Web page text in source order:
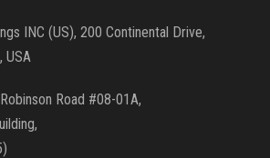
INC (US), 200 Continental Drive,
USA
Road #08-01A,